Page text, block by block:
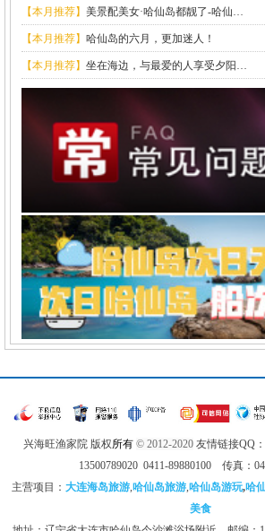
【本月推荐】 美景配美女·哈仙岛都靓了-哈仙…
【本月推荐】 哈仙岛的六月，更加迷人！
【本月推荐】 坐在海边，与最爱的人享受夕阳…
兴海旺渔家院 版权所有 © 2012-2020友情链接QQ
13500789020 0411-89880100 传真：
主营项目： 大连海岛旅游,哈仙岛旅游,哈仙岛游玩,哈
美食